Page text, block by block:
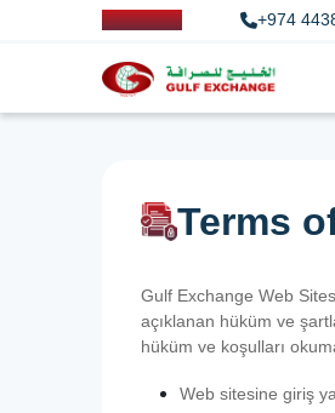
+974
Terms
Gulf Exchange Web
açıklanan hüküm ve
hüküm ve koşulları
Web sitesine giriş